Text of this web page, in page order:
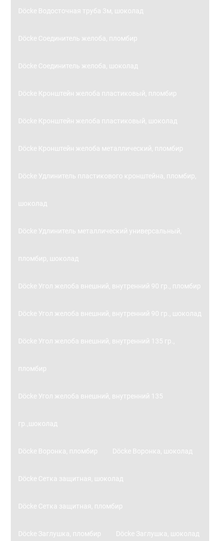
Döcke Водосточная труба 3м, шоколад
Döcke Соединитель желоба, пломбир
Döcke Соединитель желоба, шоколад
Döcke Кронштейн желоба пластиковый, пломбир
Döcke Кронштейн желоба пластиковый, шоколад
Döcke Кронштейн желоба металлический, пломбир
Döcke Удлинитель пластикового кронштейна, пломбир,
шоколад
Döcke Удлинитель металлический универсальный,
пломбир, шоколад
Döcke Угол желоба внешний, внутренний 90 гр., пломбир
Döcke Угол желоба внешний, внутренний 90 гр., шоколад
Döcke Угол желоба внешний, внутренний 135 гр.,
пломбир
Döcke Угол желоба внешний, внутренний 135
гр.,шоколад
Döcke Воронка, пломбир Döcke Воронка, шоколад
Döcke Сетка защитная, шоколад
Döcke Сетка защитная, пломбир
Döcke Заглушка, пломбир Döcke Заглушка, шоколад